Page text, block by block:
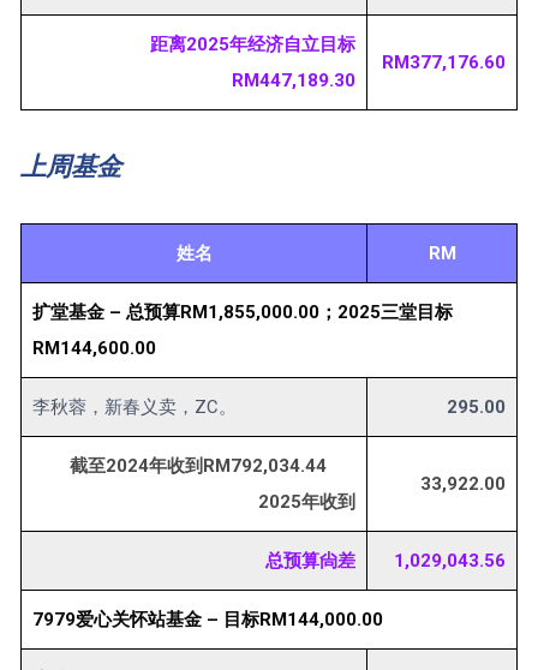
距离2025年经济自立目标
RM447,189.30
RM377,176.60
上周基金
姓名 RM
扩堂基金 – 总预算RM1,855,000.00；2025三堂目标
RM144,600.00
李秋蓉，新春义卖，ZC。 295.00
截至2024年收到RM792,034.44
2025年收到
33,922.00
总预算尙差 1,029,043.56
7979爱心关怀站基金 – 目标RM144,000.00